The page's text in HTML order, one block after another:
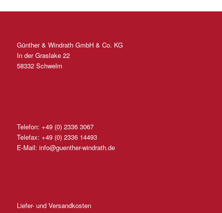
Günther & Windrath GmbH & Co. KG
In der Graslake 22
58332 Schwelm
Telefon: +49 (0) 2336 3067
Telefax: +49 (0) 2336 14493
E-Mail: info@guenther-windrath.de
Liefer- und Versandkosten